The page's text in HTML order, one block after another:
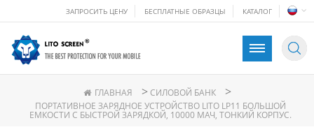
ЗАПРОСИТЬ ЦЕНУ БЕСПЛАТНЫЕ ОБРАЗЦЫ КАТАЛОГ
ГЛАВНАЯ > СИЛОВОЙ БАНК >
ПОРТАТИВНОЕ ЗАРЯДНОЕ УСТРОЙСТВО LITO LP11 БОЛЬШОЙ
ЕМКОСТИ С БЫСТРОЙ ЗАРЯДКОЙ, 10000 МАЧ, ТОНКИЙ КОРПУС.